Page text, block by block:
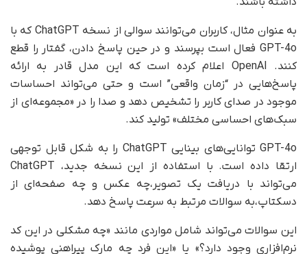
به عنوان مثال، کاربران می‌توانند سوالی از نسخه ChatGPT که با
GPT-4o فعال است بپرسند و در حین پاسخ دادن، گفتار را قطع
کنند. OpenAI اعلام کرده است که این مدل قادر به ارائه
پاسخ‌هایی در “زمان واقعی” است و حتی می‌تواند احساسات
موجود در صدای کاربر را تشخیص دهد و صدا را در «مجموعه‌ای از
سبک‌های احساسی مختلف» تولید کند.
GPT-4o توانایی‌های بینایی ChatGPT را به شکل قابل توجهی
ارتقا داده است. با استفاده از این نسخه جدید، ChatGPT
می‌تواند با دریافت یک تصویر،چه عکس و چه صفحه‌ای از
دسکتاپ،به سوالات مرتبط به سرعت پاسخ دهد.
این سوالات می‌تواند شامل مواردی مانند «چه مشکلی در این کد
نرم‌افزاری وجود دارد؟» یا «این فرد چه مارک پیراهنی پوشیده